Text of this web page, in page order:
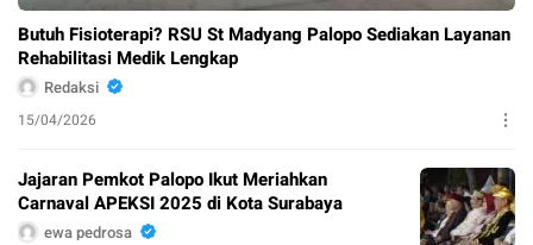
Butuh Fisioterapi? RSU St Madyang Palopo Sediakan Layanan
Rehabilitasi Medik Lengkap
Redaksi
15/04/2026
Jajaran Pemkot Palopo Ikut Meriahkan
Carnaval APEKSI 2025 di Kota Surabaya
ewa pedrosa